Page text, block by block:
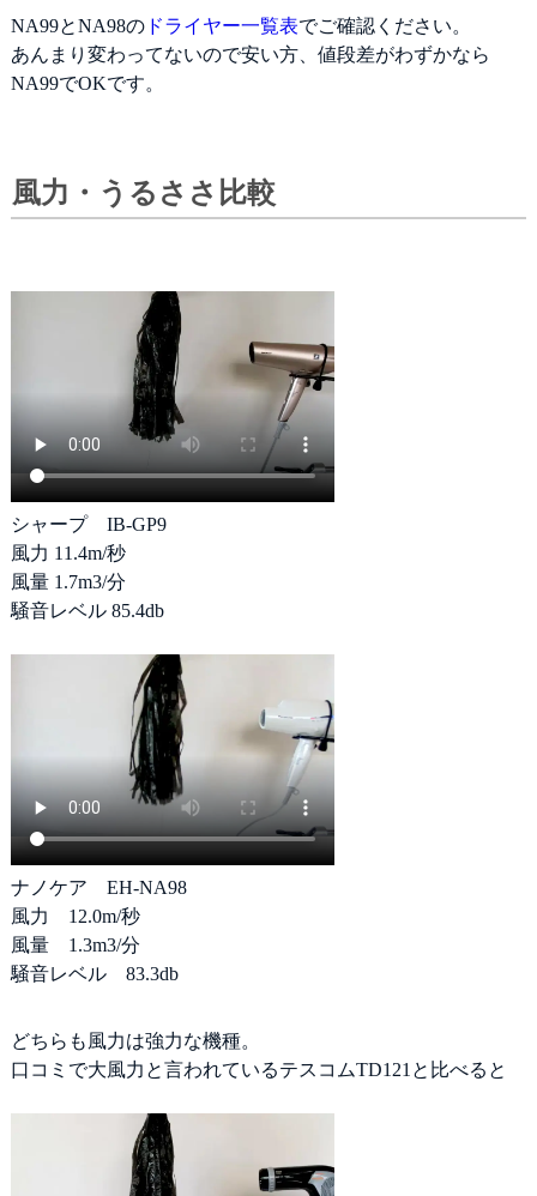
NA99とNA98のドライヤー一覧表でご確認ください。
あんまり変わってないので安い方、値段差がわずかなら
NA99でOKです。
風力・うるささ比較
シャープ IB-GP9
風力 11.4m/秒
風量 1.7m3/分
騒音レベル 85.4db
ナノケア EH-NA98
風力 12.0m/秒
風量 1.3m3/分
騒音レベル 83.3db
どちらも風力は強力な機種。
口コミで大風力と言われているテスコムTD121と比べると